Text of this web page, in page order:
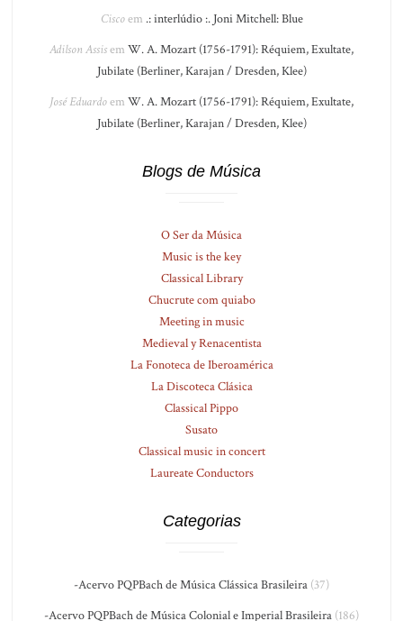
Ciscoem .: interlúdio :. Joni Mitchell: Blue
Adilson Assisem W. A. Mozart (1756-1791): Réquiem, Exultate,
Jubilate (Berliner, Karajan / Dresden, Klee)
José Eduardoem W. A. Mozart (1756-1791): Réquiem, Exultate,
Jubilate (Berliner, Karajan / Dresden, Klee)
Blogs de Música
O Ser da Música
Music is the key
Classical Library
Chucrute com quiabo
Meeting in music
Medieval y Renacentista
La Fonoteca de Iberoamérica
La Discoteca Clásica
Classical Pippo
Susato
Classical music in concert
Laureate Conductors
Categorias
-Acervo PQPBach de Música Clássica Brasileira (37)
-Acervo PQPBach de Música Colonial e Imperial Brasileira (186)